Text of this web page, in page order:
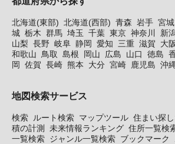
北海道(東部) 北海道(西部) 青森 岩手 宮城
城 栃木 群馬 埼玉 千葉 東京 神奈川 新
山梨 長野 岐阜 静岡 愛知 三重 滋賀 大阪
和歌山 鳥取 島根 岡山 広島 山口 徳島
岡
佐賀 長崎 熊本 大分 宮崎 鹿児島 沖
地図検索サービス
検索 ルート検索 マップツール 住まい探
積の計測
未来情報ランキング 住所一覧検
一覧検索 ジャンル一覧検索 ブックマーク